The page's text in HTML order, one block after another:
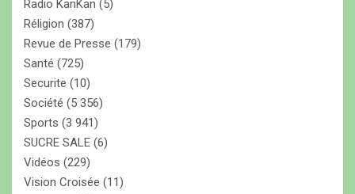
Radio KanKan (5)
Réligion (387)
Revue de Presse (179)
Santé (725)
Securite (10)
Société (5 356)
Sports (3 941)
SUCRE SALE (6)
Vidéos (229)
Vision Croisée (11)